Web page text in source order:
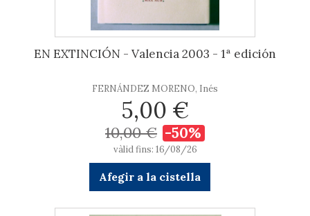
EN EXTINCIÓN - Valencia 2003 - 1ª edición
FERNÁNDEZ MORENO, Inés
5,00 €
10,00 € -50%
vàlid fins: 16/08/26
Afegir a la cistella